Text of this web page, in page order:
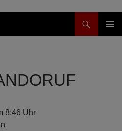
8:46 Uhr